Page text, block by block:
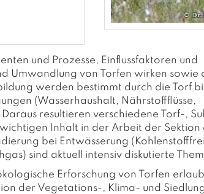
und Prozesse, Einflussfaktoren und
Umwandlung von Torfen wirken sowie
werden bestimmt durch die Torf
(Wasserhaushalt, Nährstoffflüsse,
resultieren verschiedene Torf-,
Inhalt in der Arbeit der Sektion
bei Entwässerung
sind aktuell intensiv diskutierte
Erforschung von Torfen
der Vegetations-, Klima- und